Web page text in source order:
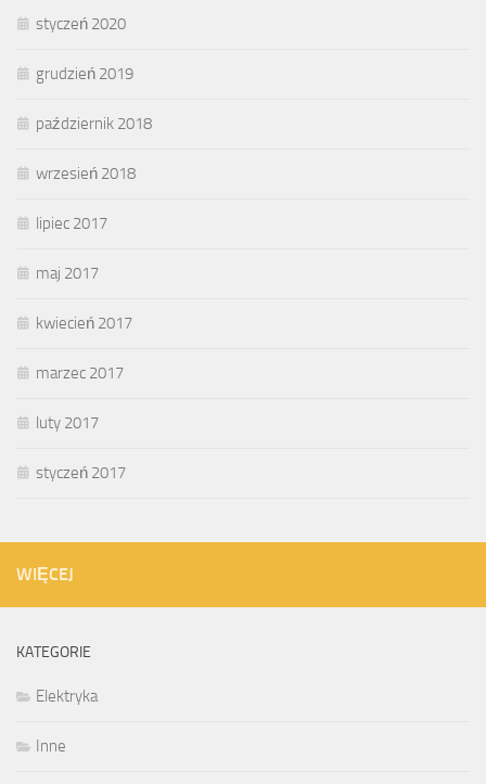
styczeń 2020
grudzień 2019
październik 2018
wrzesień 2018
lipiec 2017
maj 2017
kwiecień 2017
marzec 2017
luty 2017
styczeń 2017
WIĘCEJ
KATEGORIE
Elektryka
Inne